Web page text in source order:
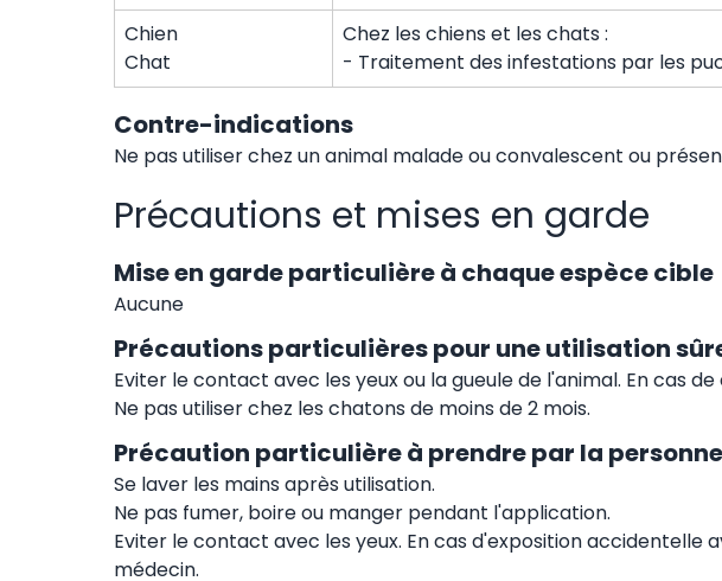
Chien
Chat
Chez les chiens et les chats :
- Traitement des infestations par les
Contre-indications
Ne pas utiliser chez un animal malade ou convalescent ou
Précautions et mises en garde
Mise en garde particulière à chaque espèce cible
Aucune
Précautions particulières pour une utilisation
Eviter le contact avec les yeux ou la gueule de l'animal. En cas
Ne pas utiliser chez les chatons de moins de 2 mois.
Précaution particulière à prendre par la
Se laver les mains après utilisation.
Ne pas fumer, boire ou manger pendant l'application.
Eviter le contact avec les yeux. En cas d'exposition accidentelle
médecin.